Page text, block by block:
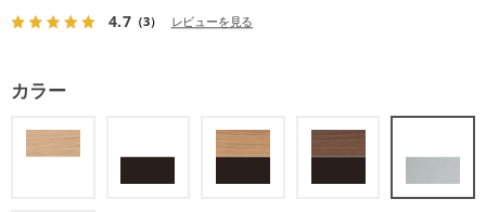
4.7（3） レビューを見る
カラー